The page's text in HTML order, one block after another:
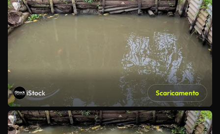
iStock Scaricamento